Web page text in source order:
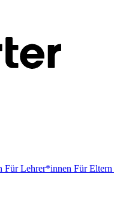
Für Lehrer*innen Für Eltern